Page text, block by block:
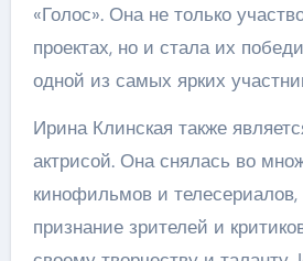
«Голос». Она не только
проектах, но и стала их
одной из самых ярких
Ирина Клинская также
актрисой. Она снялась во
кинофильмов и телесериалов,
признание зрителей и